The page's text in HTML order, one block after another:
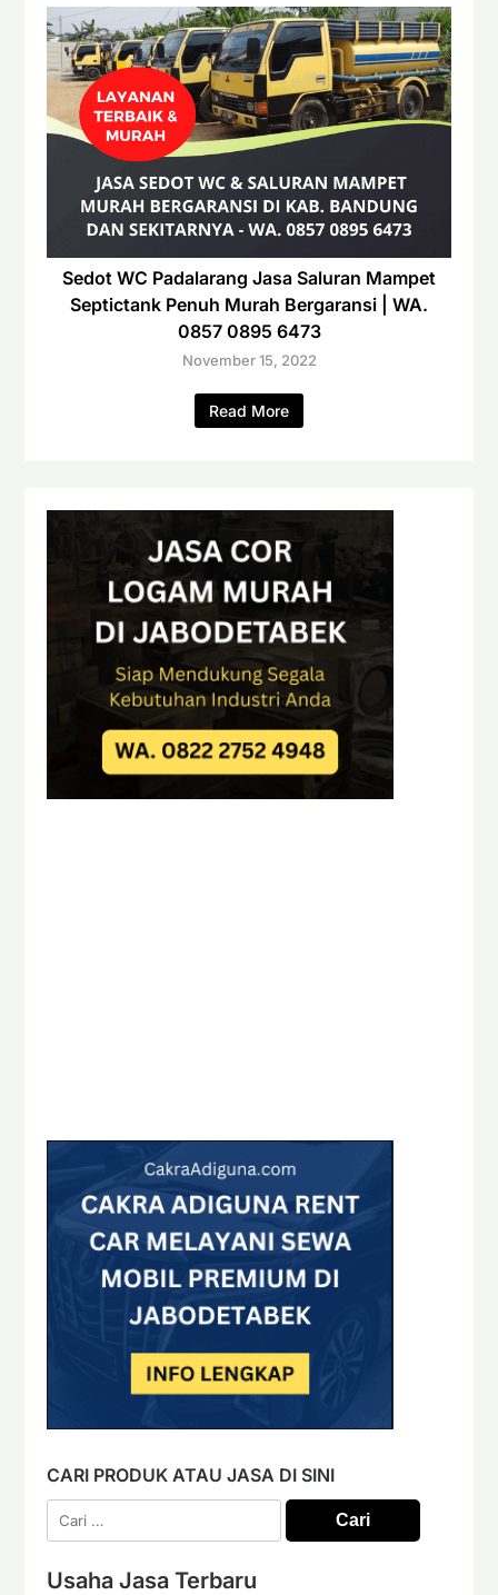
Sedot WC Padalarang Jasa Saluran Mampet
Septictank Penuh Murah Bergaransi | WA.
0857 0895 6473
November 15, 2022
Read More
CARI PRODUK ATAU JASA DI SINI
Cari
untuk:
Usaha Jasa Terbaru